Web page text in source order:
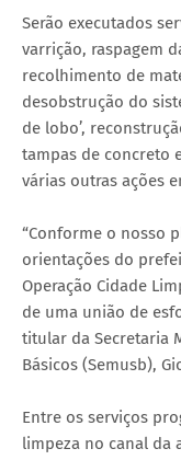
Serão executados
varrição, raspagem
recolhimento de
desobstrução do
de lobo’,
tampas de concreto
várias outras ações
“Conforme o nosso
orientações do
Operação Cidade
de uma união de
titular da Secretaria
Básicos (Semusb),
​E​ntre os serviços
limpeza no canal ​da